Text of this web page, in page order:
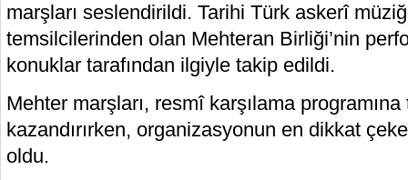
marşları seslendirildi. Tarihi Türk askerî
temsilcilerinden olan Mehteran Birliği’nin
konuklar tarafından ilgiyle takip edildi.
Mehter marşları, resmî karşılama
kazandırırken, organizasyonun en dikkat
oldu.